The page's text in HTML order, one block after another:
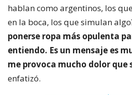
hablan como argentinos, los
en la boca, los que simulan
ponerse ropa más opulenta
entiendo. Es un mensaje es
me provoca mucho dolor que
enfatizó.